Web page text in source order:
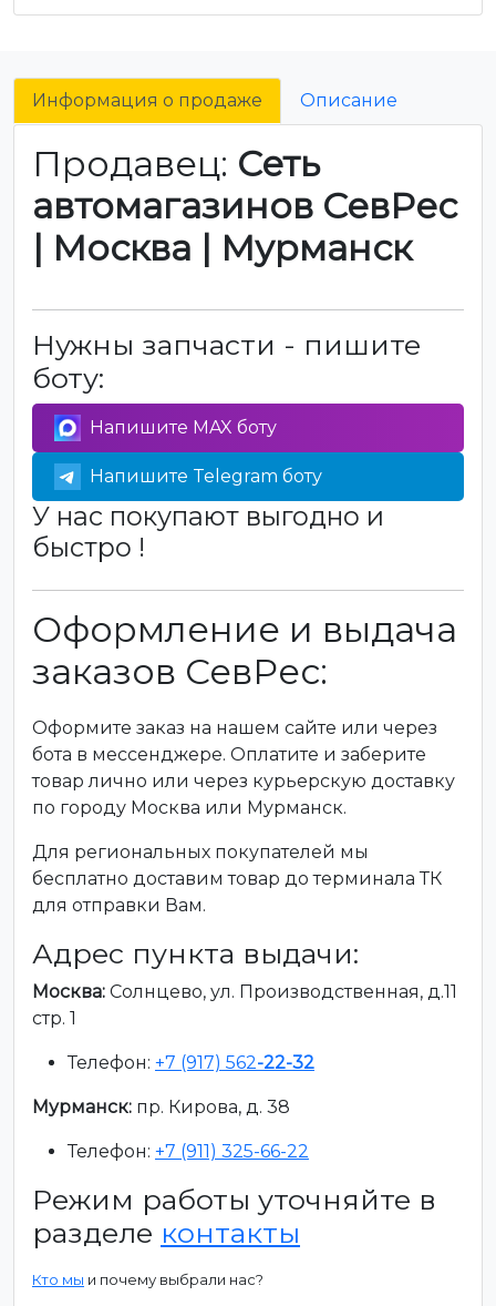
Информация о продаже Описание
Продавец: Сеть
автомагазинов СевРес
| Москва | Мурманск
Нужны запчасти - пишите
боту:
Напишите MAX боту
Напишите Telegram боту
У нас покупают выгодно и
быстро !
Оформление и выдача
заказов СевРес:
Оформите заказ на нашем сайте или через
бота в мессенджере. Оплатите и заберите
товар лично или через курьерскую доставку
по городу Москва или Мурманск.
Для региональных покупателей мы
бесплатно доставим товар до терминала ТК
для отправки Вам.
Адрес пункта выдачи:
Москва: Солнцево, ул. Производственная, д.11
стр. 1
Телефон: +7 (917) 562-22-32
Мурманск: пр. Кирова, д. 38
Телефон: +7 (911) 325-66-22
Режим работы уточняйте в
разделе контакты
Кто мы и почему выбрали нас?